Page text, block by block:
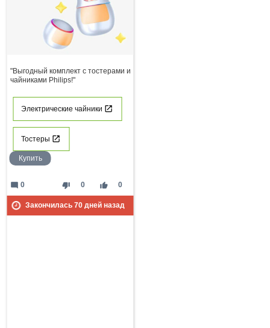
"Выгодный комплект с тостерами и
чайниками Philips!"
Электрические чайники
Тостеры
Купить
thumb_down 0 thumb_up 0
mode_comment 0
Закончилась 70дней назад